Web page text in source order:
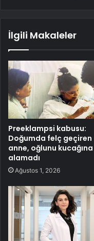
İlgili Makaleler
Preeklampsi kabusu:
Doğumda felç geçiren
anne, oğlunu kucağına
alamadı
Ağustos 1, 2026